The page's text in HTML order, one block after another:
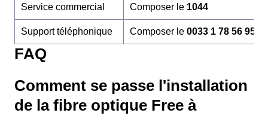
Service commercial Composer le 1044
Support téléphonique Composer le 0033 1 78 56 95 60
FAQ
Comment se passe l'installation
de la fibre optique Free à